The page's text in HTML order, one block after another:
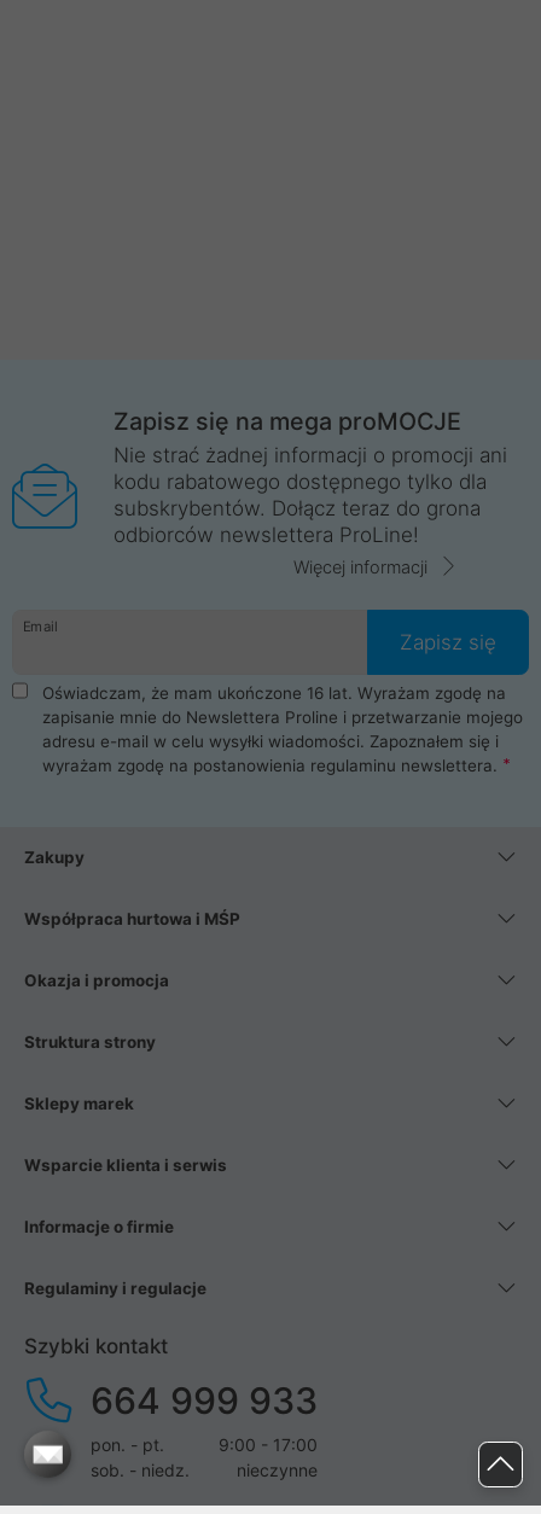
Zapisz się na mega proMOCJE
Nie strać żadnej informacji o promocji ani
kodu rabatowego dostępnego tylko dla
subskrybentów. Dołącz teraz do grona
odbiorców newslettera ProLine!
Więcej informacji
Email
Zapisz się
Oświadczam, że mam ukończone 16 lat. Wyrażam zgodę na
zapisanie mnie do Newslettera Proline i przetwarzanie mojego
adresu e-mail w celu wysyłki wiadomości. Zapoznałem się i
wyrażam zgodę na postanowienia regulaminu newslettera.
Zakupy
Współpraca hurtowa i MŚP
Okazja i promocja
Struktura strony
Sklepy marek
Wsparcie klienta i serwis
Informacje o firmie
Regulaminy i regulacje
Szybki kontakt
664 999 933
pon. - pt.
9:00 - 17:00
sob. - niedz.
nieczynne